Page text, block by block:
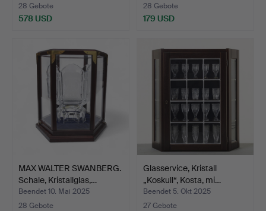
28 Gebote
578 USD
28 Gebote
179 USD
MAX WALTER SWANBERG.
Schale, Kristallglas,…
Beendet 10. Mai 2025
28 Gebote
Glasservice, Kristall
„Koskull“, Kosta, mi…
Beendet 5. Okt 2025
27 Gebote